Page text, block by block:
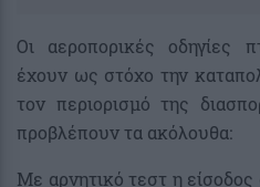
Οι αεροπορικές οδηγίες
έχουν ως στόχο την
τον περιορισμό της
προβλέπουν τα ακόλουθα:
Mε αρνητικό τεστ η